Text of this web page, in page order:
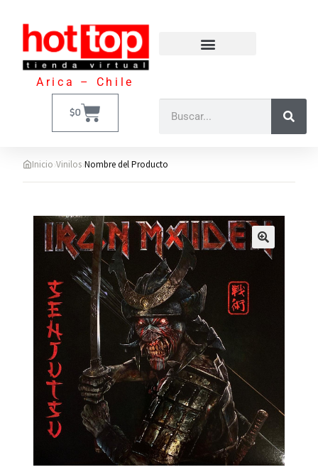
Arica – Chile
$0
Inicio›Vinilos›Nombre del Producto